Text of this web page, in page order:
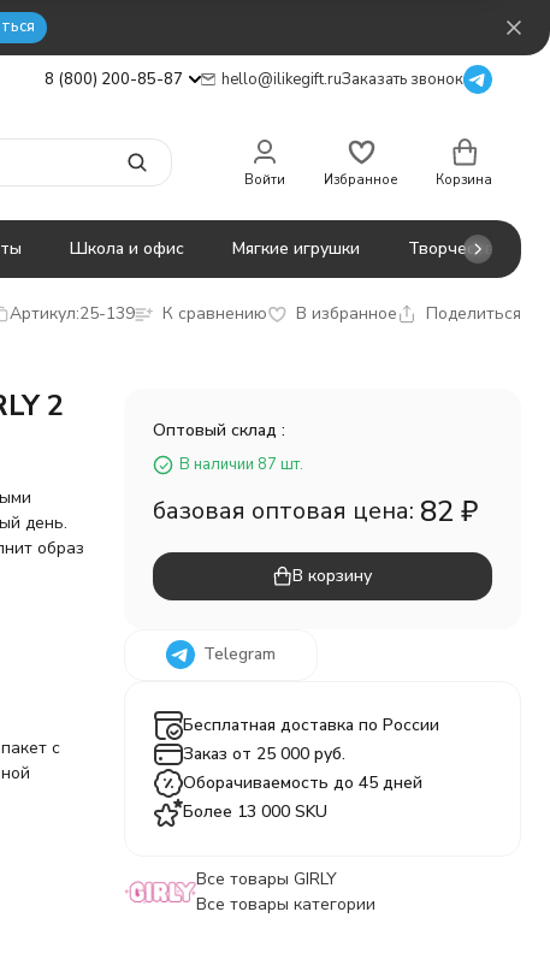
8 (800) 200-85-87 hello@ilikegift.ruЗаказать звонок
Войти Избранное Корзина
Школа и офис Мягкие игрушки Творчество
Артикул:25-139 К сравнению В избранное Поделиться
2
день.
образ
с
Оптовый склад :
В наличии 87 шт.
базовая оптовая цена: 82 ₽
В корзину
Telegram
Бесплатная доставка по России
Заказ от 25 000 руб.
Оборачиваемость до 45 дней
Более 13 000 SKU
Все товары GIRLY
Все товары категории